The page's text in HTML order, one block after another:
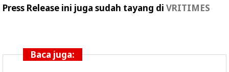
Press Release ini juga sudah tayang di VRITIMES
Baca juga: